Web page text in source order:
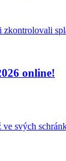
zkontrolovali
online!
svých